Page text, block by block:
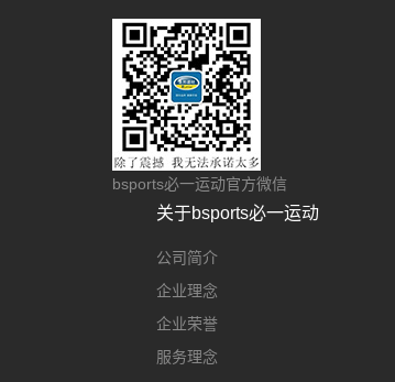
bsports必一运动官方微信
关于bsports必一运动
公司简介
企业理念
企业荣誉
服务理念